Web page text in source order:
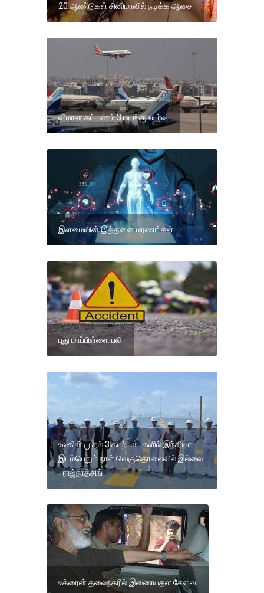
20 ஆண்டுகள் சினிமாவில் நடிக்க ஆசை
விமான கட்டணம் 3 மடங்கு உயர்வு
இளமையின் இத்தனை மரணங்கள்.
புது மாப்பிள்ளை பலி
உலகின் முதல் 3 கடற்படைகளில் இந்தியா
இடம்பெறும் நாள் வெகுதொலைவில் இல்லை
- ராஜ்நாத்சிங்
உக்ரைன் தலைநகரில் இணையதள சேவை